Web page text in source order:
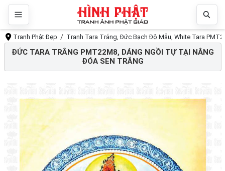
Tranh Phật Đẹp Tranh Tara Trắng, Đức Bạch Độ Mẫu, White Tara
ĐỨC TARA TRẮNG PMT22M8, DÁNG NGỒI TỰ TẠI NÂNG
ĐÓA SEN TRẮNG